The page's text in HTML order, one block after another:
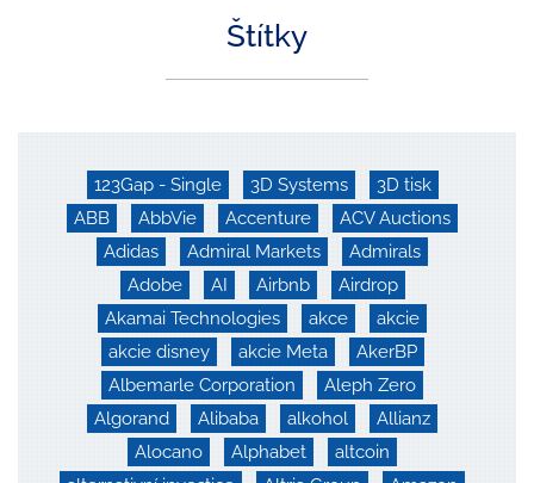
Štítky
123Gap - Single 3D Systems
3D tisk
ABB
AbbVie Accenture
ACV Auctions
Adidas
Admiral Markets
Admirals
Adobe
AI Airbnb
Airdrop
Akamai Technologies
akce
akcie
akcie disney
akcie Meta
AkerBP
Albemarle Corporation
Aleph Zero
Algorand
Alibaba alkohol
Allianz
Alocano
Alphabet
altcoin